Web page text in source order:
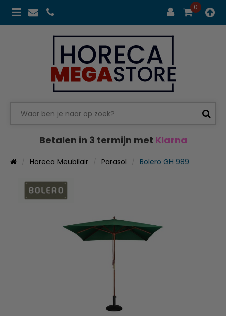
0
Betalen in 3 termijn met Klarna
Horeca Meubilair Parasol Bolero GH 989